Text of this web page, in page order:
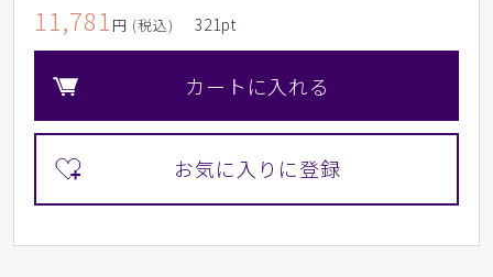
11,781 円 (税込) 321 pt
カートに入れる